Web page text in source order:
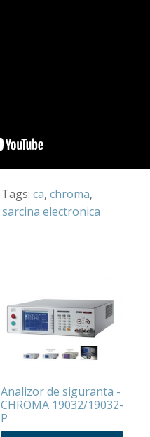
Tags: ca, chroma,
sarcina electronica
Analizor de siguranta -
CHROMA 19032/19032-
P